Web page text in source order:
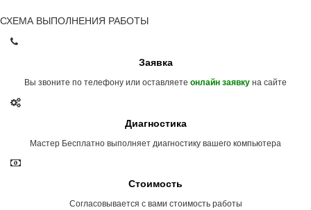
СХЕМА ВЫПОЛНЕНИЯ РАБОТЫ
Заявка
Вы звоните по телефону или оставляете онлайн заявкуна сайте
Диагностика
Мастер Бесплатно выполняет диагностику вашего компьютера
Стоимость
Согласовывается с вами стоимость работы